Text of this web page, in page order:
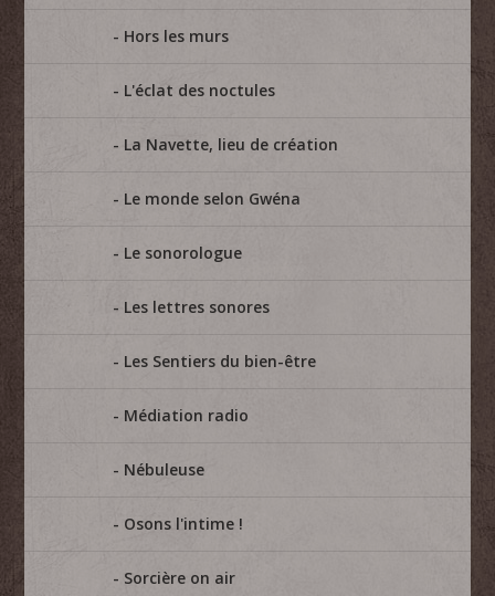
Hors les murs
L'éclat des noctules
La Navette, lieu de création
Le monde selon Gwéna
Le sonorologue
Les lettres sonores
Les Sentiers du bien-être
Médiation radio
Nébuleuse
Osons l'intime !
Sorcière on air